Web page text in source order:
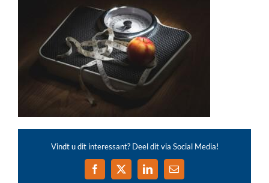
Vindt u dit interessant? Deel dit via Social Media!
Facebook
X LinkedIn
E-